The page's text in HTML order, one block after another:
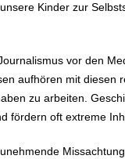
Kinder zur
vor den
aufhören mit diesen
zu arbeiten.
fördern oft extreme